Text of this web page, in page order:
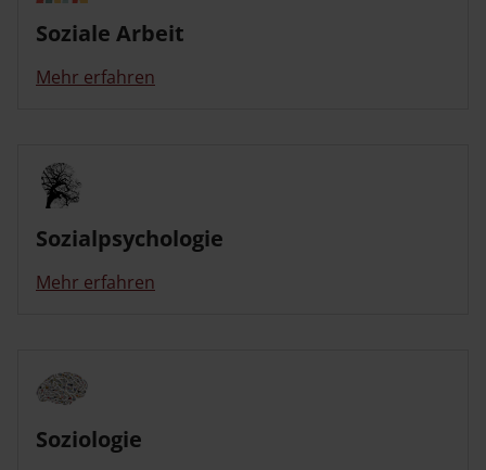
Soziale Arbeit
Mehr erfahren
Sozialpsychologie
Mehr erfahren
Soziologie